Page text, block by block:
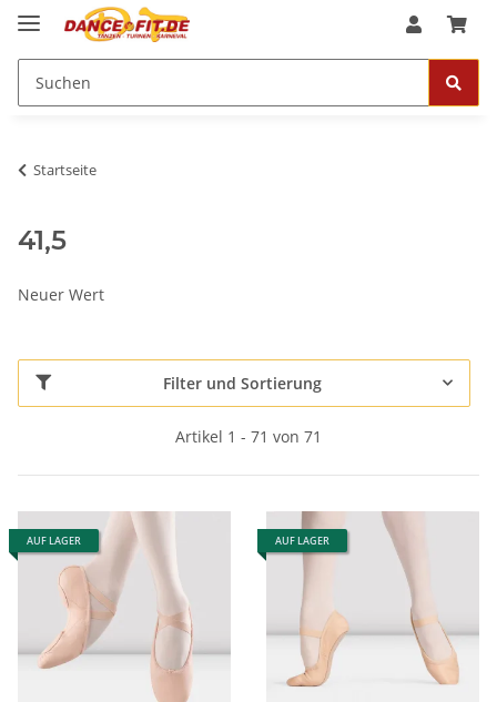
Startseite
41,5
Neuer Wert
Filter und Sortierung
Artikel 1 - 71 von 71
AUF LAGER AUF LAGER